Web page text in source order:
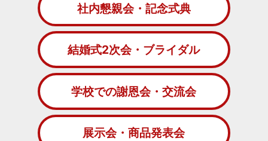
社内懇親会・記念式典
結婚式2次会・ブライダル
学校での謝恩会・交流会
展示会・商品発表会